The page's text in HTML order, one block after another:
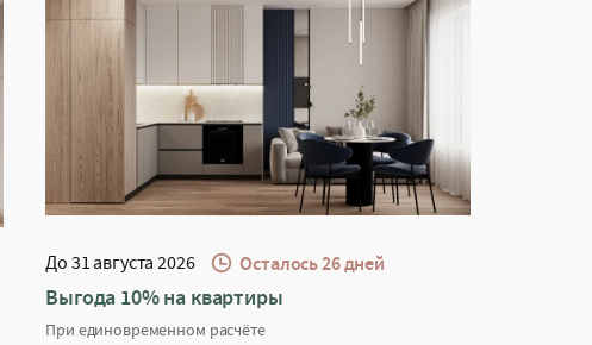
До 31 августа 2026 Осталось 26 дней
Выгода 10% на квартиры
При единовременном расчёте